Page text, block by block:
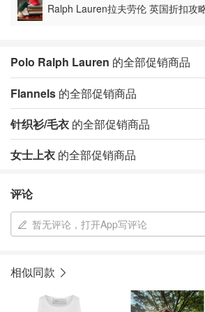
Ralph Lauren拉夫劳伦 英国折扣攻
Polo Ralph Lauren 的全部促销商品
Flannels 的全部促销商品
针织衫/毛衣 的全部促销商品
女士上衣 的全部促销商品
评论
暂无评论，打开App写评论
相似同款